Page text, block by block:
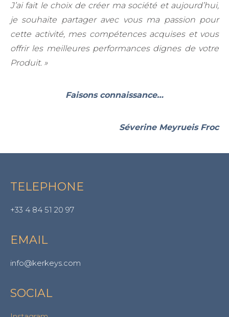
J’ai fait le choix de créer ma société et aujourd’hui,
je souhaite partager avec vous ma passion pour
cette activité, mes compétences acquises et vous
offrir les meilleures performances dignes de votre
Produit. »
Faisons connaissance…
Séverine Meyrueis Froc
TELEPHONE
+33 4 84 51 20 97
EMAIL
info@kerkeys.com
SOCIAL